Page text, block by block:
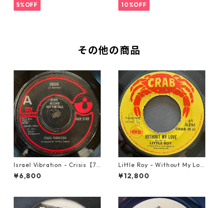
5%OFF 10%OFF
その他の商品
Israel Vibration - Crisis【7-
21895】
¥6,800
Little Roy - Without My Lov
e【7-21990】
¥12,800